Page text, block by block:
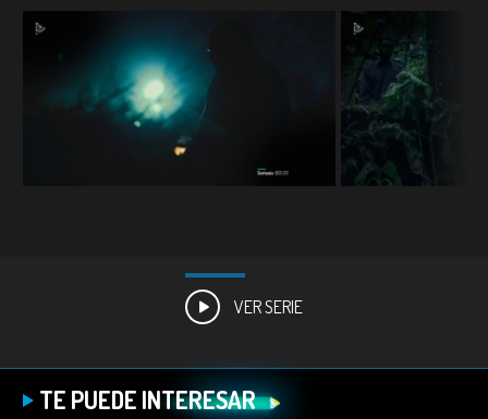
VER SERIE
TE PUEDE INTERESAR